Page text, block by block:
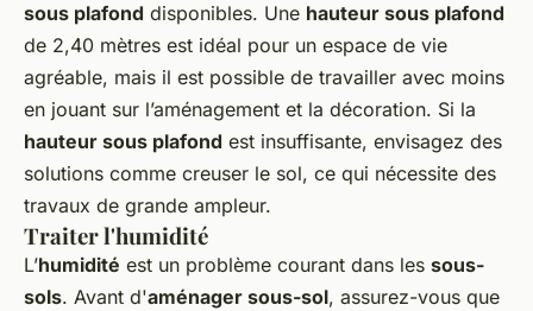
sous plafond disponibles. Une hauteur sous plafond
de 2,40 mètres est idéal pour un espace de vie
agréable, mais il est possible de travailler avec moins
en jouant sur l’aménagement et la décoration. Si la
hauteur sous plafond est insuffisante, envisagez des
solutions comme creuser le sol, ce qui nécessite des
travaux de grande ampleur.
Traiter l'humidité
L’humidité est un problème courant dans les sous-
sols. Avant d'aménager sous-sol, assurez-vous que